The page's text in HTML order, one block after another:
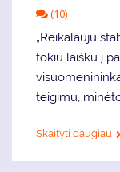
(10)
„Reikalauju
tokiu laišku į
teigimu,
Skaityti daugiau